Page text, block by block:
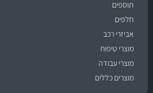
תוספים
חלפים
אביזרי רכב
מוצרי טיפוח
מוצרי עבודה
מוצרים כללים